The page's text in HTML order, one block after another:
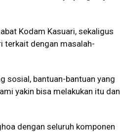
Kodam Kasuari, sekaligus
terkait dengan masalah-
sosial, bantuan-bantuan yang
yakin bisa melakukan itu dan
dengan seluruh komponen